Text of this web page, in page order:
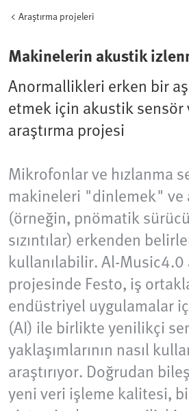
Araştırma projeleri
Makinelerin akustik
Anormallikleri erken bir
etmek için akustik
araştırma projesi
Mikrofonlar ve hızlanma
makineleri "dinlemek"
(örneğin, pnömatik
sızıntılar) erkenden
kullanılabilir. Al-Music4.0
projesinde Festo, iş
endüstriyel uygulamalar
(AI) ile birlikte yenilikçi
yaklaşımlarının nasıl
araştırıyor. Doğrudan
yeni veri işleme kalitesi,